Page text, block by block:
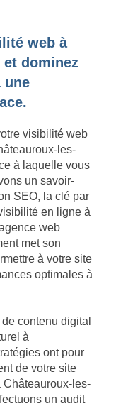
web à
et dominez
une
visibilité web
les-
à laquelle vous
un savoir-
SEO, la clé par
en ligne à
web
met son
à votre site
optimales à
contenu digital
à
ont pour
de votre site
Châteauroux-les-
un audit